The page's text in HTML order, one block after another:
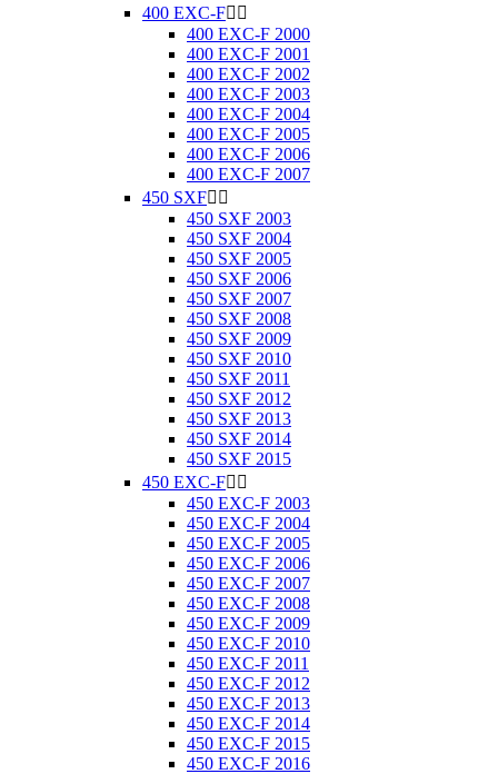
400 EXC-F 
400 EXC-F 2000
400 EXC-F 2001
400 EXC-F 2002
400 EXC-F 2003
400 EXC-F 2004
400 EXC-F 2005
400 EXC-F 2006
400 EXC-F 2007
450 SXF 
450 SXF 2003
450 SXF 2004
450 SXF 2005
450 SXF 2006
450 SXF 2007
450 SXF 2008
450 SXF 2009
450 SXF 2010
450 SXF 2011
450 SXF 2012
450 SXF 2013
450 SXF 2014
450 SXF 2015
450 EXC-F 
450 EXC-F 2003
450 EXC-F 2004
450 EXC-F 2005
450 EXC-F 2006
450 EXC-F 2007
450 EXC-F 2008
450 EXC-F 2009
450 EXC-F 2010
450 EXC-F 2011
450 EXC-F 2012
450 EXC-F 2013
450 EXC-F 2014
450 EXC-F 2015
450 EXC-F 2016